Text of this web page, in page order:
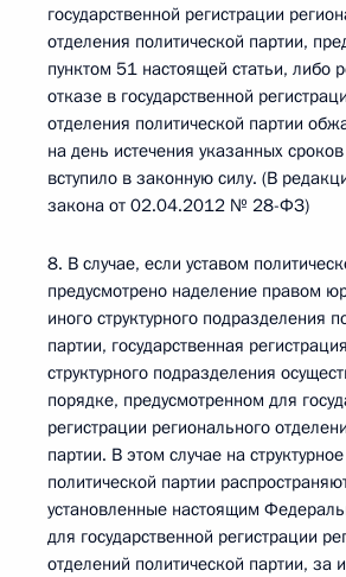
государственной регистрации
отделения политической партии,
пунктом 51 настоящей статьи, либо
отказе в государственной
отделения политической партии
на день истечения указанных
вступило в законную силу. (В
закона от 02.04.2012 № 28-ФЗ)
8. В случае, если уставом
предусмотрено наделение правом
иного структурного подразделения
партии, государственная
структурного подразделения
порядке, предусмотренном для
регистрации регионального
партии. В этом случае на
политической партии
установленные настоящим
для государственной регистрации
отделений политической партии, за